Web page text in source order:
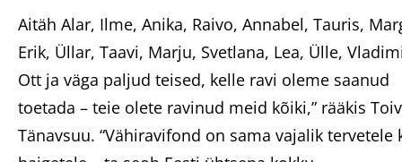
Aitäh Alar, Ilme, Anika, Raivo, Annabel, Tauris,
Erik, Üllar, Taavi, Marju, Svetlana, Lea, Ülle,
Ott ja väga paljud teised, kelle ravi oleme saanud
toetada – teie olete ravinud meid kõiki,” rääkis
Tänavsuu. “Vähiravifond on sama vajalik tervetele